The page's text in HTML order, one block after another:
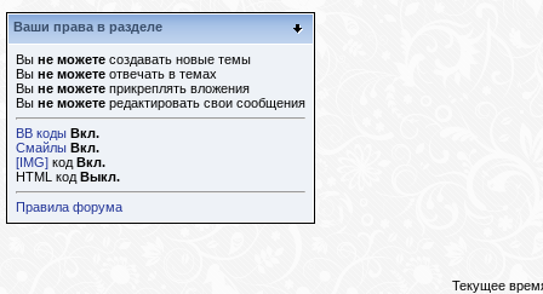
Ваши права в разделе
Вы не можете создавать новые темы
Вы не можете отвечать в темах
Вы не можете прикреплять вложения
Вы не можете редактировать свои сообщения
BB коды Вкл.
Смайлы Вкл.
[IMG] код Вкл.
HTML код Выкл.
Правила форума
Текущее